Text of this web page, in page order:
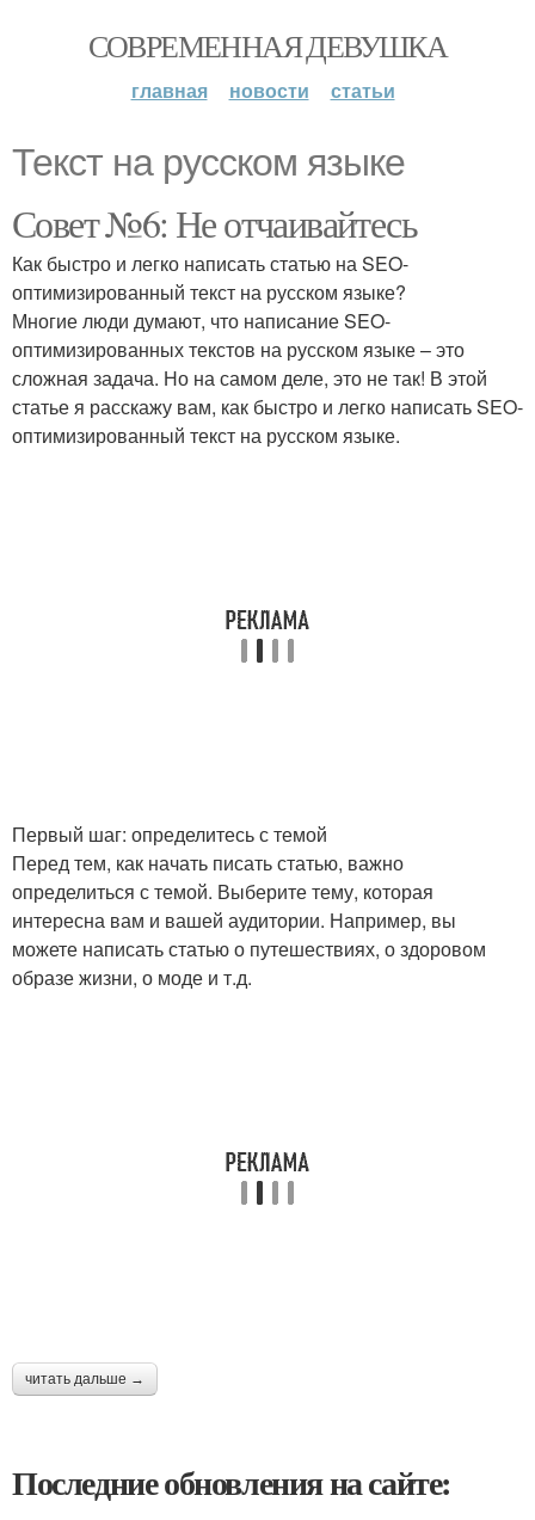
СОВРЕМЕННАЯ ДЕВУШКА
главная новости статьи
Текст на русском языке
Совет №6: Не отчаивайтесь
Как быстро и легко написать статью на SEO-
оптимизированный текст на русском языке?
Многие люди думают, что написание SEO-
оптимизированных текстов на русском языке – это
сложная задача. Но на самом деле, это не так! В этой
статье я расскажу вам, как быстро и легко написать SEO-
оптимизированный текст на русском языке.
Первый шаг: определитесь с темой
Перед тем, как начать писать статью, важно
определиться с темой. Выберите тему, которая
интересна вам и вашей аудитории. Например, вы
можете написать статью о путешествиях, о здоровом
образе жизни, о моде и т.д.
читать дальше →
Последние обновления на сайте: